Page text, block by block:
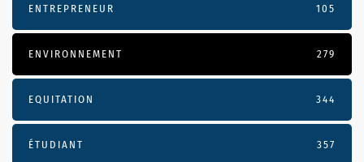
ENTREPRENEUR 105
ENVIRONNEMENT 279
EQUITATION 344
ÉTUDIANT 357